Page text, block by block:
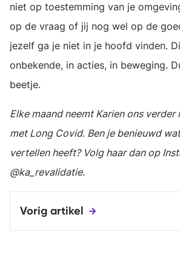
niet op toestemming van je
op de vraag of jij nog wel op de
jezelf ga je niet in je hoofd vinden.
onbekende, in acties, in beweging.
beetje.
Elke maand neemt Karien ons verder
met Long Covid. Ben je benieuwd
vertellen heeft? Volg haar dan op
@ka_revalidatie.
Vorig artikel